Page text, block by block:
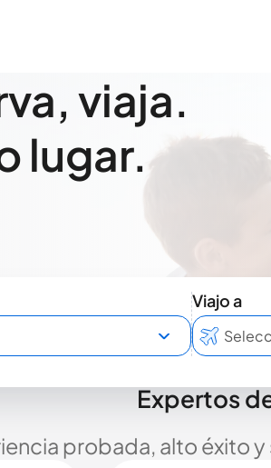
viaja.
lugar.
Viajo a
Expertos
probada, alto éxito